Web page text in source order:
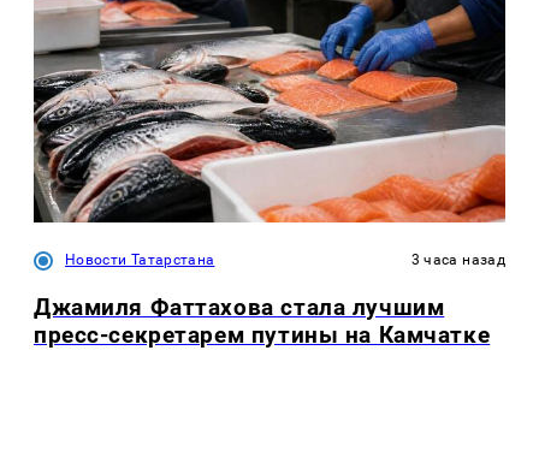
Новости Татарстана 3 часа назад
Джамиля Фаттахова стала лучшим
пресс-секретарем путины на Камчатке